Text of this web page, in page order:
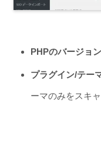
PHPのバージョン
プラグイン/テー
ーマのみをスキ